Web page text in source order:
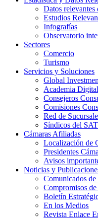
Datos relevantes
Estudios
Infografías
Observatorio
Sectores
Comercio
Turismo
Servicios y Soluciones
Global
Academia Digital
Consejeros
Comisiones
Red de
Síndicos del SAT
Cámaras Afiliadas
Localización de
Presidentes
Avisos
Noticias y
Comunicados de
Compromisos de
Boletín
En los Medios
Revista Enlace